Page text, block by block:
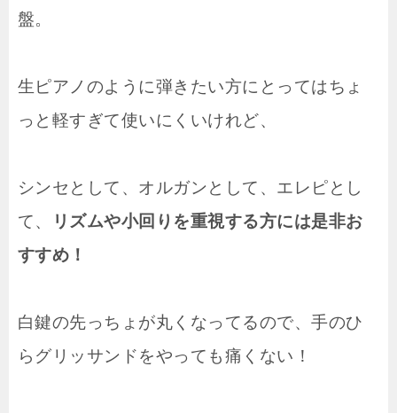
盤。
生ピアノのように弾きたい方にとってはちょ
っと軽すぎて使いにくいけれど、
シンセとして、オルガンとして、エレピとし
て、
リズムや小回りを重視する方には是非お
すすめ！
白鍵の先っちょが丸くなってるので、手のひ
らグリッサンドをやっても痛くない！